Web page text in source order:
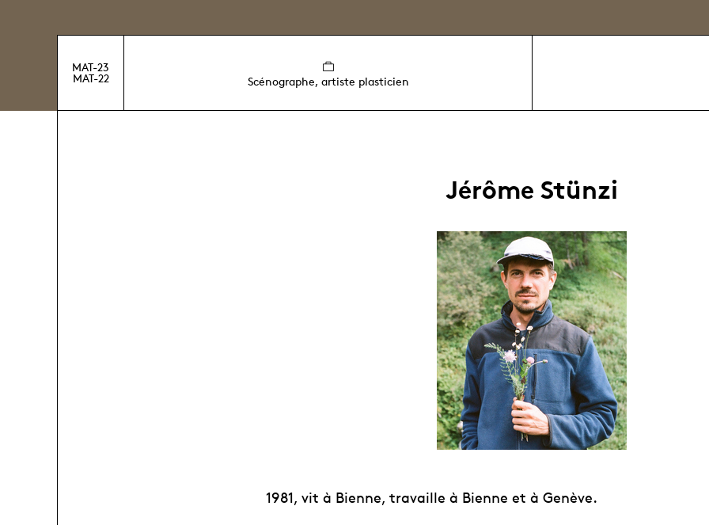
MAT-23
MAT-22
Scénographe, artiste plasticien
Jérôme Stünzi
1981, vit à Bienne, travaille à Bienne et à Genève.